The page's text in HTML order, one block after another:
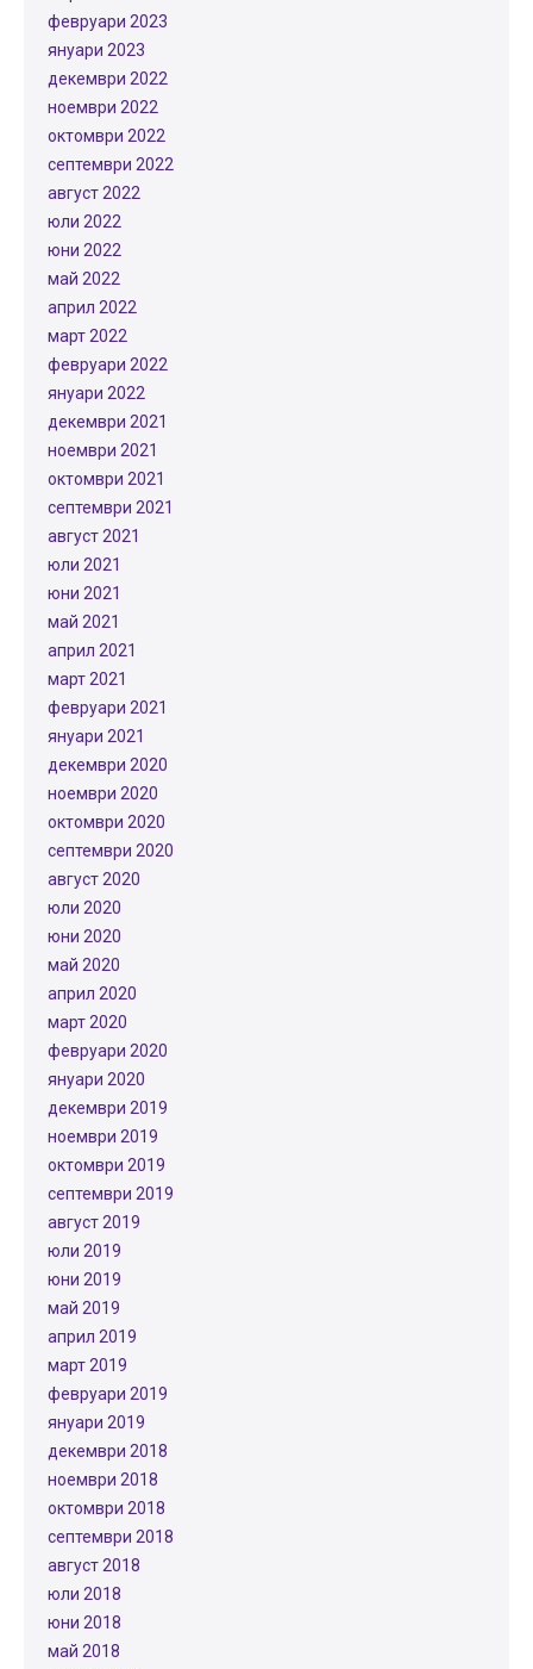
февруари 2023
януари 2023
декември 2022
ноември 2022
октомври 2022
септември 2022
август 2022
юли 2022
юни 2022
май 2022
април 2022
март 2022
февруари 2022
януари 2022
декември 2021
ноември 2021
октомври 2021
септември 2021
август 2021
юли 2021
юни 2021
май 2021
април 2021
март 2021
февруари 2021
януари 2021
декември 2020
ноември 2020
октомври 2020
септември 2020
август 2020
юли 2020
юни 2020
май 2020
април 2020
март 2020
февруари 2020
януари 2020
декември 2019
ноември 2019
октомври 2019
септември 2019
август 2019
юли 2019
юни 2019
май 2019
април 2019
март 2019
февруари 2019
януари 2019
декември 2018
ноември 2018
октомври 2018
септември 2018
август 2018
юли 2018
юни 2018
май 2018